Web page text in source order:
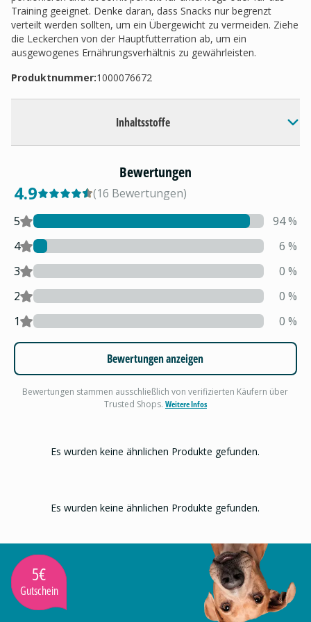
Training geeignet. Denke daran, dass Snacks nur begrenzt
verteilt werden sollten, um ein Übergewicht zu vermeiden. Ziehe
die Leckerchen von der Hauptfutterration ab, um ein
ausgewogenes Ernährungsverhältnis zu gewährleisten.
Produktnummer:1000076672
Inhaltsstoffe
Bewertungen
4.9 (16 Bewertungen)
5
94%
4
6 %
3
0 %
2
0 %
1
0 %
Bewertungen anzeigen
Bewertungen stammen ausschließlich von verifizierten Käufern über
Trusted Shops. Weitere Infos
Es wurden keine ähnlichen Produkte gefunden.
Es wurden keine ähnlichen Produkte gefunden.
5€
Gutschein